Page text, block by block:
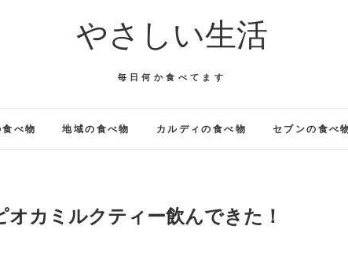
やさしい生活
毎日何か食べてます
べ物 地域の食べ物 カルディの食べ物 セブンの食べ
カミルクティー飲んできた！